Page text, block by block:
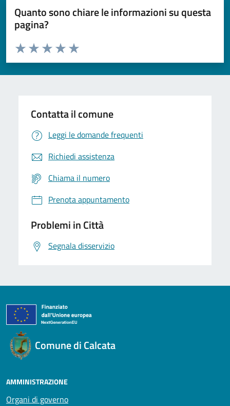
Quanto sono chiare le informazioni su questa
pagina?
Domanda
Valuta da 1 a 5 stelle la pagina
Valuta 5 stelle su 5
Valuta 4 stelle su 5
Valuta 3 stelle su 5
Valuta 2 stelle su 5
Valuta 1 stelle su 5
Contatta il comune
Leggi le domande frequenti
Richiedi assistenza
Chiama il numero
Prenota appuntamento
Problemi in Città
Segnala disservizio
Comune di Calcata
AMMINISTRAZIONE
Organi di governo